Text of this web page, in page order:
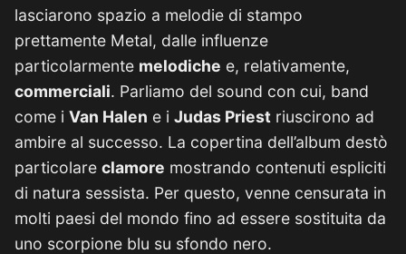
lasciarono spazio a melodie di stampo
prettamente Metal, dalle influenze
particolarmente melodiche e, relativamente,
commerciali. Parliamo del sound con cui, band
come i Van Halen e i Judas Priest riuscirono ad
ambire al successo. La copertina dell’album destò
particolare clamore mostrando contenuti espliciti
di natura sessista. Per questo, venne censurata in
molti paesi del mondo fino ad essere sostituita da
uno scorpione blu su sfondo nero.